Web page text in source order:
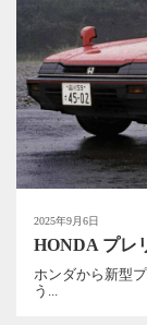
2025年9月6日
HONDA プレ
ホンダから新型
う...